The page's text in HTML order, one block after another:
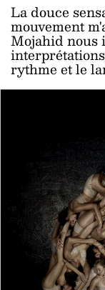
La douce
mouvement
Mojahid nous
rythme et le